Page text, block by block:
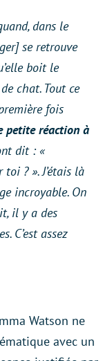
dans le
se retrouve
boit le
chat. Tout ce
fois
petite réaction à
dit : «
? ». J’étais là
incroyable. On
il y a des
C’est assez
Watson ne
avec un